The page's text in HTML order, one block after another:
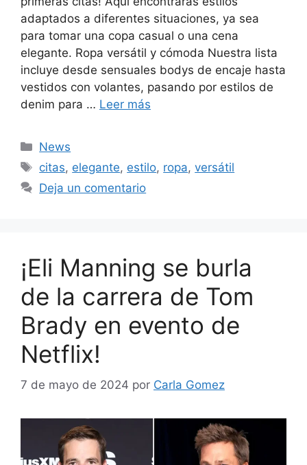
adaptados a diferentes situaciones, ya sea
para tomar una copa casual o una cena
elegante. Ropa versátil y cómoda Nuestra lista
incluye desde sensuales bodys de encaje hasta
vestidos con volantes, pasando por estilos de
denim para … Leer más
Categorías
News
Etiquetas
citas, elegante, estilo, ropa,versátil
Deja un comentario
¡Eli Manning se burla
de la carrera de Tom
Brady en evento de
Netflix!
7 de mayo de 2024 por Carla Gomez